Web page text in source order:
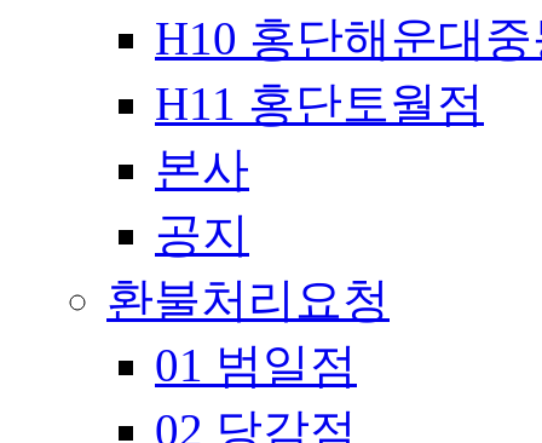
H10 홍단해운대
H11 홍단토월점
본사
공지
환불처리요청
01 범일점
02 당감점